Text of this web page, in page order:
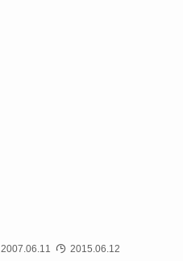
2007.06.11 2015.06.12